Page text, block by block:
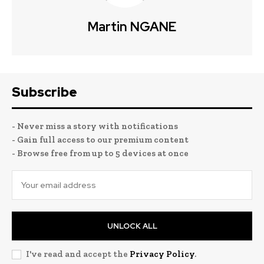
Martin NGANE
Subscribe
- Never miss a story with notifications
- Gain full access to our premium content
- Browse free from up to 5 devices at once
UNLOCK ALL
I've read and accept the Privacy Policy.